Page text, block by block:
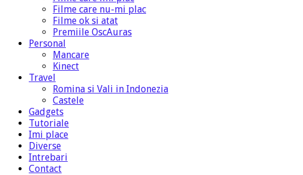
Filme care nu-mi plac
Filme ok si atat
Premiile OscAuras
Personal
Mancare
Kinect
Travel
Romina si Vali in Indonezia
Castele
Gadgets
Tutoriale
Imi place
Diverse
Intrebari
Contact